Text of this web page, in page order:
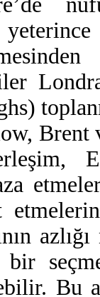
Brent
bir
Bu